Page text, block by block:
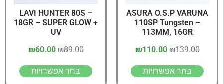
ASURA O.S.P VARUNA
110SP Tungsten –
113MM, 16GR
₪139.00
₪110.00
בחר אפשרויות
LAVI HUNTER 80S –
18GR – SUPER GLOW +
UV
₪89.00
₪60.00
בחר אפשרויות